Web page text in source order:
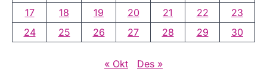
17
18 19 20 21 22
23
24
25 26 27 28 29 30
« Okt Des »